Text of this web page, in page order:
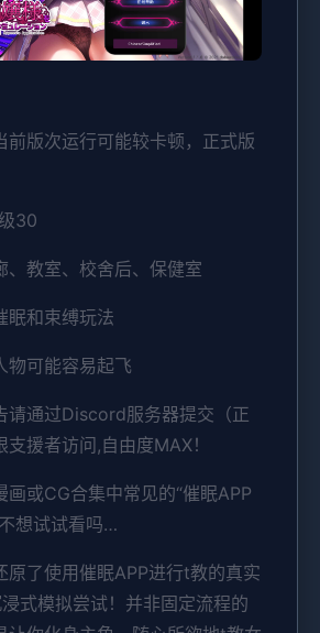
前版次运行可能较卡顿，正式版
30
、教室、校舍后、保健室
眠和束缚玩法
物可能容易起飞
请通过Discord服务器提交（正
援者访问,自由度MAX！
画或CG合集中常见的“催眠APP
想试试看吗…
原了使用催眠APP进行t教的真实
式模拟尝试！并非固定流程的